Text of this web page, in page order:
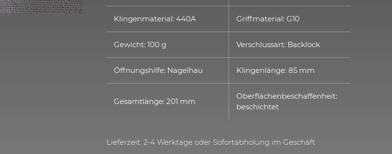
Klingenmaterial: 440A Griffmaterial: G10
Gewicht: 100 g Verschlussart: Backlock
Öffnungshilfe: Nagelhau Klingenlänge: 85 mm
Gesamtlänge: 201 mm
Oberflächenbeschaffenheit:
beschichtet
Lieferzeit: 2-4 Werktage oder Sofortabholung im Geschäft